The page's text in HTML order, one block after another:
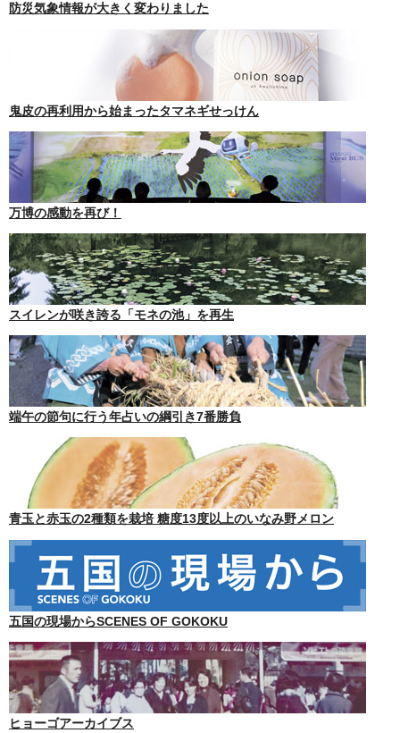
防災気象情報が大きく変わりました
鬼皮の再利用から始まったタマネギせっけん
万博の感動を再び！
スイレンが咲き誇る「モネの池」を再生
端午の節句に行う年占いの綱引き7番勝負
青玉と赤玉の2種類を栽培 糖度13度以上のいなみ野メロン
五国の現場からSCENES OF GOKOKU
ヒョーゴアーカイブス